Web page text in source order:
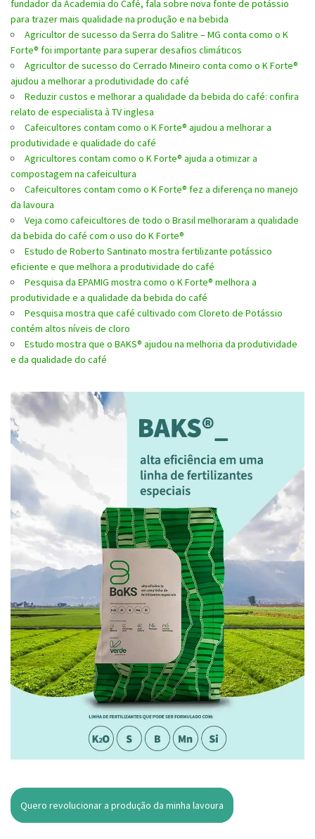
fundador da Academia do Café, fala sobre nova fonte de potássio
para trazer mais qualidade na produção e na bebida
Agricultor de sucesso da Serra do Salitre – MG conta como o K
Forte® foi importante para superar desafios climáticos
Agricultor de sucesso do Cerrado Mineiro conta como o K Forte®
ajudou a melhorar a produtividade do café
Reduzir custos e melhorar a qualidade da bebida do café: confira
relato de especialista à TV inglesa
Cafeicultores contam como o K Forte® ajudou a melhorar a
produtividade e qualidade do café
Agricultores contam como o K Forte® ajuda a otimizar a
compostagem na cafeicultura
Cafeicultores contam como o K Forte® fez a diferença no manejo
da lavoura
Veja como cafeicultores de todo o Brasil melhoraram a qualidade
da bebida do café com o uso do K Forte®
Estudo de Roberto Santinato mostra fertilizante potássico
eficiente e que melhora a produtividade do café
Pesquisa da EPAMIG mostra como o K Forte® melhora a
produtividade e a qualidade da bebida do café
Pesquisa mostra que café cultivado com Cloreto de Potássio
contém altos níveis de cloro
Estudo mostra que o BAKS® ajudou na melhoria da produtividade
e da qualidade do café
Quero revolucionar a produção da minha lavoura